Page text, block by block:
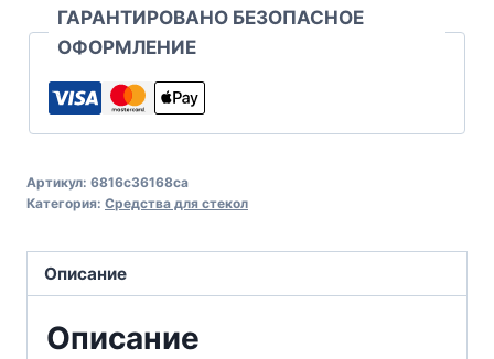
ГАРАНТИРОВАНО БЕЗОПАСНОЕ
ОФОРМЛЕНИЕ
Артикул: 6816c36168ca
Категория: Средства для стекол
Описание
Описание